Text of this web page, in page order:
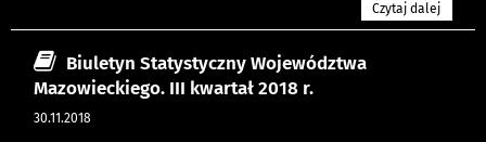
Czytaj dalej
Biuletyn Statystyczny Województwa
Mazowieckiego. III kwartał 2018 r.
30.11.2018